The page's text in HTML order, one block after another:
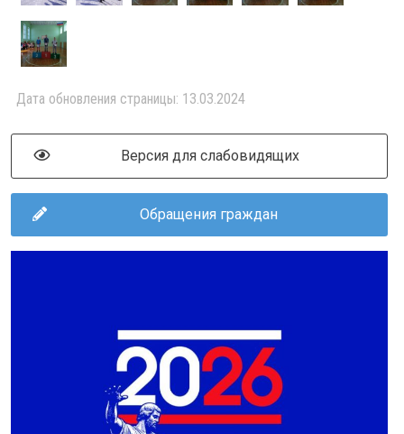
Дата обновления страницы: 13.03.2024
Версия для слабовидящих
Обращения граждан